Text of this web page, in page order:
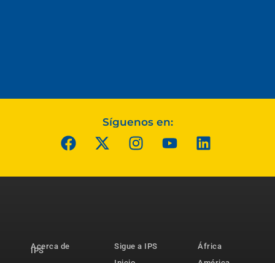
Síguenos en:
Acerca de
IPS
Sigue a IPS
África